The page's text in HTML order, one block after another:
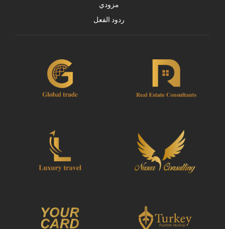
مزودي
ردود الفعل